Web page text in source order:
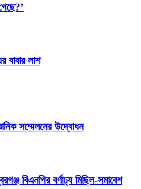
বাবার লাশ
সম্মেলনের উদ্বোধন
বিএনপির বর্ণাঢ্য মিছিল-সমাবেশ